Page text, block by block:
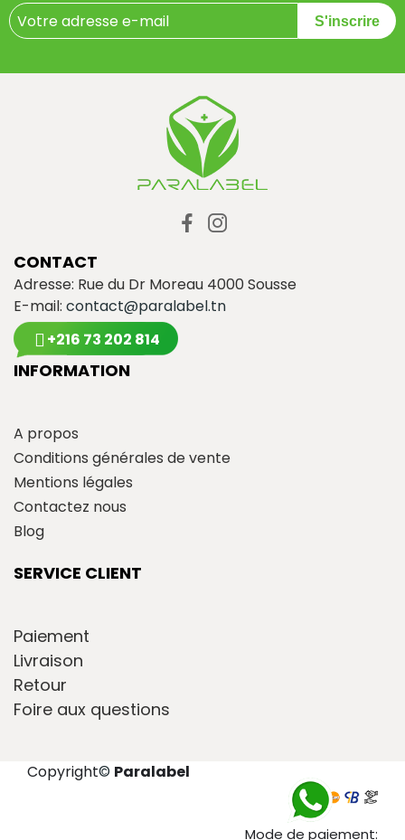
S'inscrire
CONTACT
Adresse: Rue du Dr Moreau 4000 Sousse
E-mail: contact@paralabel.tn
+216 73 202 814
INFORMATION
A propos
Conditions générales de vente
Mentions légales
Contactez nous
Blog
SERVICE CLIENT
Paiement
Livraison
Retour
Foire aux questions
Copyright© Paralabel
Mode de paiement: